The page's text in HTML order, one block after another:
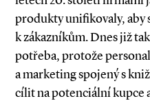
produkty unifikovaly, aby
k zákazníkům. Dnes již
potřeba, protože
a marketing spojený s
cílit na potenciální kupce